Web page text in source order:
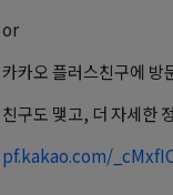
or
카카오 플러스친구에 방
친구도 맺고, 더 자세한
pf.kakao.com/